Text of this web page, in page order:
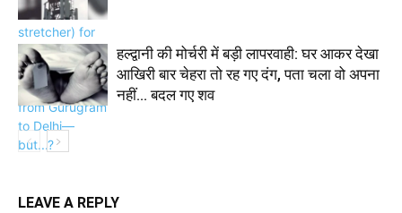
हल्द्वानी की मोर्चरी में बड़ी लापरवाही: घर आकर देखा
आखिरी बार चेहरा तो रह गए दंग, पता चला वो अपना
नहीं… बदल गए शव
LEAVE A REPLY